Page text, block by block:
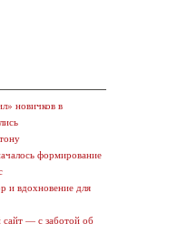
новичков в
формирование
и вдохновение для
— с заботой об